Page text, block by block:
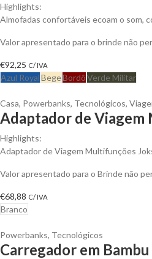
Highlights:
Almofadas confortáveis ecoam o som,
Valor apresentado para o brinde não
€92,25 C/ IVA
Azul RoyalBegeBordôVerde Militar
Casa, Powerbanks, Tecnológicos,
Adaptador de Viagem
Highlights:
Adaptador de Viagem Multifunções
Valor apresentado para o Brinde não
€68,88 C/ IVA
Branco
Powerbanks, Tecnológicos
Carregador em